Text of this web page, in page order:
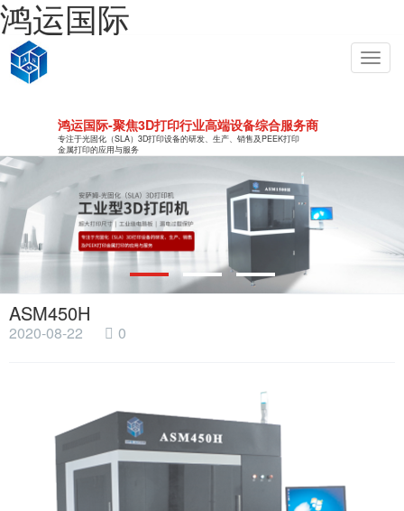
鸿运国际
鸿运国际-聚焦3D打印行业高端设备综合服务商
专注于光固化（SLA）3D打印设备的研发、生产、销售及PEEK打印
金属打印的应用与服务
ASM450H
2020-08-22 0